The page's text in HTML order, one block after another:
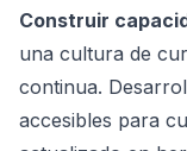
Construir
una cultura de
continua.
accesibles para